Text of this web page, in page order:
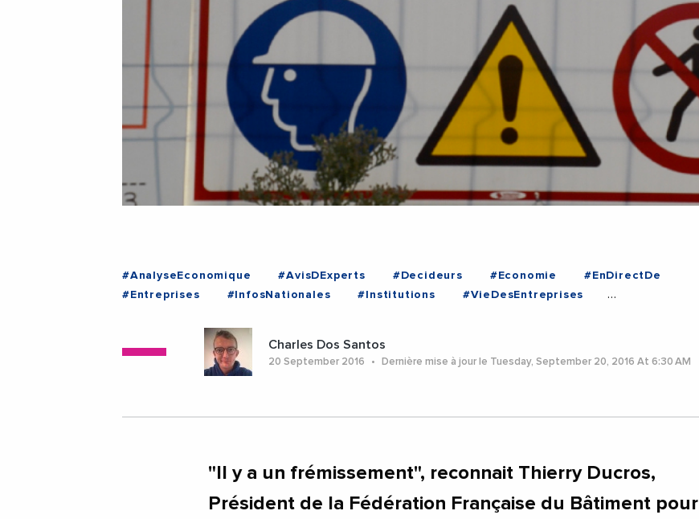
#AnalyseEconomique #AvisDExperts #Decideurs #Economie
#EnDirectDe
#Entreprises
#InfosNationales #Institutions
#VieDesEntreprises
Charles Dos Santos
20 September 2016 Dernière mise à jour le Tuesday, September 20, 2016 At 6:30 AM
"Il y a un frémissement", reconnait Thierry Ducros,
Président de la Fédération Française du Bâtiment pour